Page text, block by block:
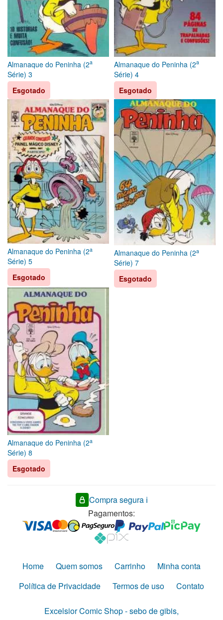
Almanaque do Peninha (2a
Série) 3
Esgotado
Almanaque do Peninha (2a
Série) 4
Esgotado
Almanaque do Peninha (2a
Série) 5
Esgotado
Almanaque do Peninha (2a
Série) 7
Esgotado
Almanaque do Peninha (2a
Série) 8
Esgotado
Compra segura ℹ️
Pagamentos:
Home Quem somos Carrinho
Minha conta
Política de Privacidade
Termos de uso Contato
Excelsior Comic Shop - sebo de gibis,